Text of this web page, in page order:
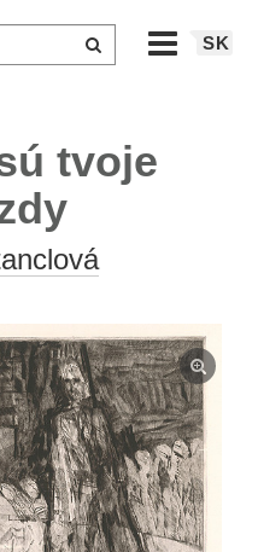
SK
tvoje